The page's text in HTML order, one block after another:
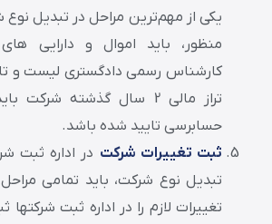
یکی از مهم‌ترین مراحل در تبدیل
منظور، باید اموال و دارایی
کارشناس رسمی دادگستری لیست و
تراز مالی 2 سال گذشته
حسابرسی تایید شده باشد.
ثبت تغییرات شرکت در اداره ثبت
تبدیل نوع شرکت، باید تمامی
تغییرات لازم را در اداره ثبت شرکتها